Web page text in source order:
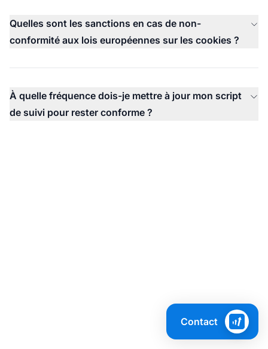
Quelles sont les sanctions en cas de non-
conformité aux lois européennes sur les cookies ?
À quelle fréquence dois-je mettre à jour mon script
de suivi pour rester conforme ?
totale de votre suivi
d'affiliation
Contact